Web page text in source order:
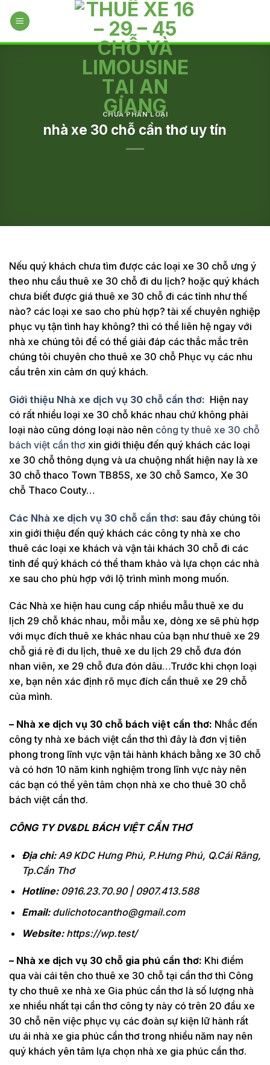
CHƯA PHÂN LOẠI
nhà xe 30 chỗ cần thơ uy tín
Nếu quý khách chưa tìm được các loại xe 30 chỗ ưng ý
theo nhu cầu thuê xe 30 chỗ đi du lịch? hoặc quý khách
chưa biết được giá thuê xe 30 chỗ đi các tỉnh như thế
nào? các loại xe sao cho phù hợp? tài xế chuyên nghiệp
phục vụ tận tình hay không? thì có thể liên hệ ngay với
nhà xe chúng tôi để có thể giải đáp các thắc mắc trên
chúng tôi chuyên cho thuê xe 30 chỗ Phục vụ các nhu
cầu trên xin cảm ơn quý khách.
Giới thiệu Nhà xe dịch vụ 30 chỗ cần thơ: Hiện nay
có rất nhiều loại xe 30 chỗ khác nhau chứ không phải
loại nào cũng dóng loại nào nên công ty thuê xe 30 chỗ
bách việt cần thơ xin giới thiệu đến quý khách các loại
xe 30 chỗ thông dụng và ưa chuộng nhất hiện nay là xe
30 chỗ thaco Town TB85S, xe 30 chỗ Samco, Xe 30
chỗ Thaco Couty…
Các Nhà xe dịch vụ 30 chỗ cần thơ: sau đây chúng tôi
xin giới thiệu đến quý khách các công ty nhà xe cho
thuê các loại xe khách và vận tải khách 30 chỗ đi các
tỉnh để quý khách có thể tham khảo và lựa chọn các nhà
xe sau cho phù hợp với lộ trình mình mong muốn.
Các Nhà xe hiện hau cung cấp nhiều mẫu thuê xe du
lịch 29 chỗ khác nhau, mỗi mẫu xe, dòng xe sẽ phù hợp
với mục đích thuê xe khác nhau của bạn như thuê xe 29
chỗ giá rẻ đi du lịch, thuê xe du lịch 29 chỗ đưa đón
nhan viên, xe 29 chỗ đưa đón dâu…Trước khi chọn loại
xe, bạn nên xác định rõ mục đích cần thuê xe 29 chỗ
của mình.
– Nhà xe dịch vụ 30 chỗ bách việt cần thơ: Nhắc đến
công ty nhà xe bách việt cần thơ thì đây là đơn vị tiên
phong trong lĩnh vực vận tải hành khách bằng xe 30 chỗ
và có hơn 10 năm kinh nghiệm trong lĩnh vực này nên
các bạn có thể yên tâm chọn nhà xe cho thuê 30 chỗ
bách việt cần thơ.
CÔNG TY DV&DL BÁCH VIỆT CẦN THƠ
Địa chỉ: A9 KDC Hưng Phú, P.Hưng Phú, Q.Cái Răng,
Tp.Cần Thơ
Hotline:0916.23.70.90 | 0907.413.588
Email:dulichotocantho@gmail.com
Website: https://wp.test/
– Nhà xe dịch vụ 30 chỗ gia phú cần thơ: Khi điểm
qua vài cái tên cho thuê xe 30 chỗ tại cần thơ thì Công
ty cho thuê xe nhà xe Gia phúc cần thơ là số lượng nhà
xe nhiều nhất tại cần thơ công ty này có trên 20 đầu xe
30 chỗ nên việc phục vụ các đoàn sự kiện lữ hành rất
ưu ái nhà xe gia phúc cần thơ trong nhiều năm nay nên
quý khách yên tâm lựa chọn nhà xe gia phúc cần thơ.